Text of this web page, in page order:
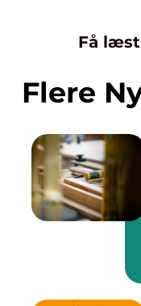
Få
Flere